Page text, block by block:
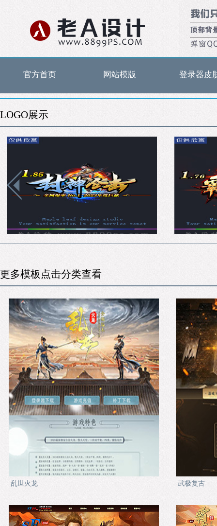
官方首页 网站模版 登录器皮
LOGO展示
更多模板点击分类查看
乱世火龙 武极复古